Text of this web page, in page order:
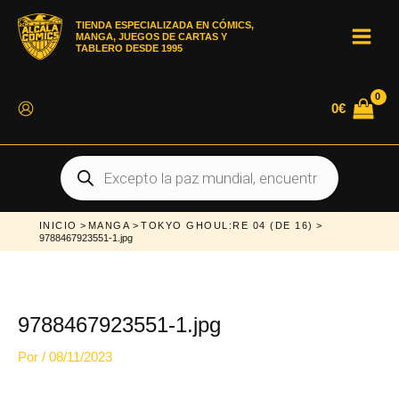
contenido
TIENDA ESPECIALIZADA EN CÓMICS,
MANGA, JUEGOS DE CARTAS Y
TABLERO DESDE 1995
0€
Búsqueda
de
productos
INICIO > MANGA >TOKYO GHOUL:RE 04 (DE 16) >
9788467923551-1.jpg
9788467923551-1.jpg
Por / 08/11/2023